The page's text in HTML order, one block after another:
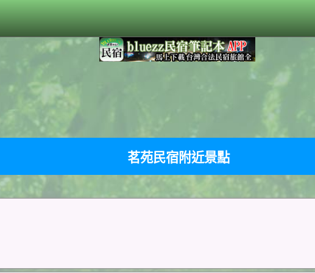
茗苑民宿附近景點